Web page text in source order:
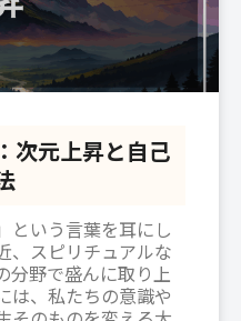
次元上昇と自己
という言葉を耳にし
、スピリチュアルな
分野で盛んに取り上
は、私たちの意識や